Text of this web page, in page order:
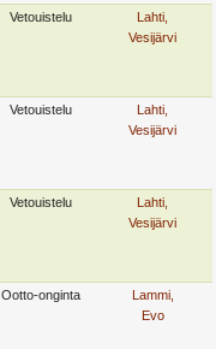
Vetouistelu
Lahti,
Vesijärvi
Vetouistelu
Lahti,
Vesijärvi
Vetouistelu
Lahti,
Vesijärvi
Ootto-onginta
Lammi,
Evo